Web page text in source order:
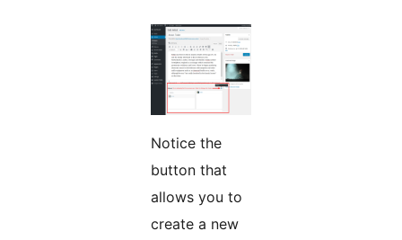
Notice the
button that
allows you to
create a new